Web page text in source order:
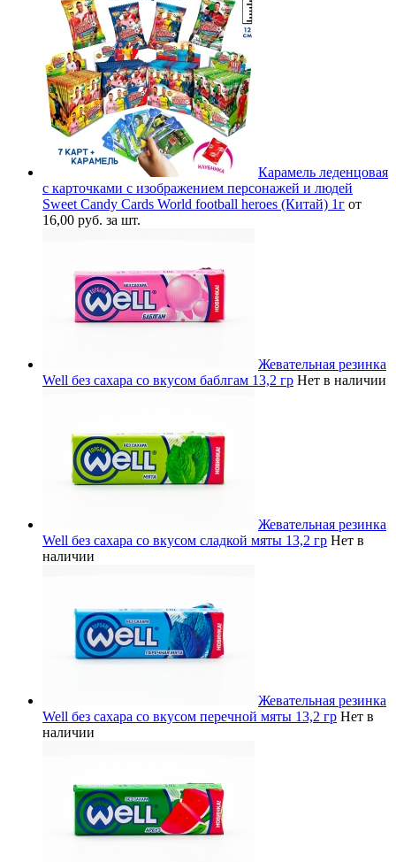
Карамель леденцовая
с карточками с изображением персонажей и людей
Sweet Candy Cards World football heroes (Китай) 1г от
16,00 руб. за шт.
Жевательная резинка
Well без сахара со вкусом баблгам 13,2 гр Нет в наличии
Жевательная резинка
Well без сахара со вкусом сладкой мяты 13,2 гр Нет в
наличии
Жевательная резинка
Well без сахара со вкусом перечной мяты 13,2 гр Нет в
наличии